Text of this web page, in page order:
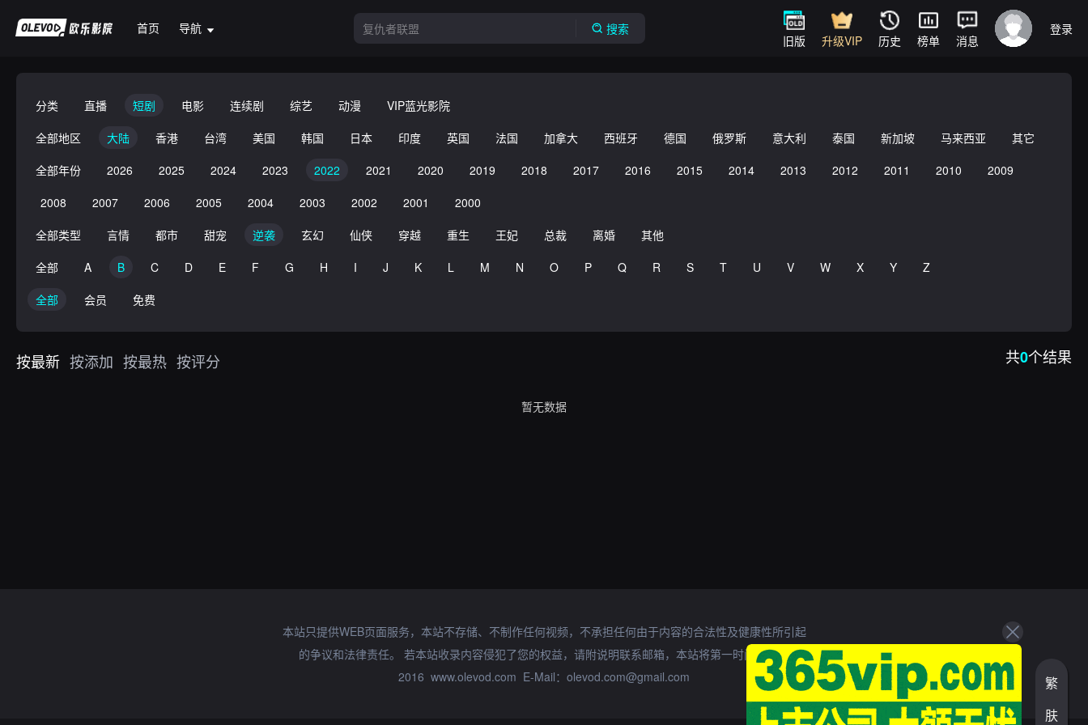
首页 导航 搜索
旧版 升级VIP 历史 榜单 消息
登录
分类 直播 短剧 电影 连续剧 综艺 动漫
VIP蓝光影院
全部地区
大陆 香港 台湾 美国 韩国 日本 印度 英国 法国 加拿大 西班牙 德国 俄罗斯 意大利 泰国 新加坡 马来西亚
其它
全部年份
2026 2025 2024 2023 2022 2021 2020 2019 2018 2017 2016 2015 2014 2013 2012 2011 2010
2009
2008
2007 2006 2005 2004 2003 2002 2001
2000
全部类型
言情 都市 甜宠 逆袭 玄幻 仙侠 穿越 重生 王妃 总裁 离婚
其他
全部
A B C D E F G H I J K L M N O P Q R S T U V W X Y
Z
全部
会员 免费
按最新 按添加 按最热 按评分 共0个结果
暂无数据
本站只提供WEB页面服务，本站不存储、不制作任何视频，不承担任何由于内容的合法性及健康性所引起
的争议和法律责任。 若本站收录内容侵犯了您的权益，请附说明联系邮箱，本站将第一时间处理。
2016 www.olevod.com E-Mail：olevod.com@gmail.com
繁
肤